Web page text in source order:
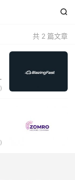

共 2 篇文章
)
)